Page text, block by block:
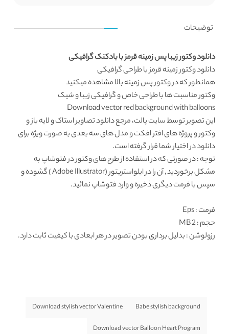
توضیحات
دانلود وکتور زیبا پس زمینه قرمز با بادکنک گرافیکی
دانلود وکتورزمینه قرمز با طراحی گرافیکی
همانطور که دروکتور پس زمینهبالا مشاهده میکنید
وکتور مناسبت هابا طراحی خاص و گرافیکی زیبا و شیک
Download vector red background with balloons
این تصویر توسطسایت پالت، مرجع دانلود تصاویر استاک و لایه باز و
وکتور و پروژه های افتر افکت و مدل های سه بعدی به صورت ویژه برای
دانلود در اختیار شما قرار گرفته است.
توجه : در صورتی که در استفاده از طرح های وکتور در فتوشاپ به
مشکل برخوردید , آن را در ایلواستریتور (Adobe Illustrator ) گشوده و
سپس با فرمت دیگری ذخیره و وارد فتوشاپ نمائید.
فرمت: Eps
حجم : 2 MB
رزولوشن: بدلیل برداری بودن تصویر در هر ابعادی با کیفیت ثابت دارد.
Babe stylish background
Download stylish vector Valentine
Download vector Balloon Heart Program